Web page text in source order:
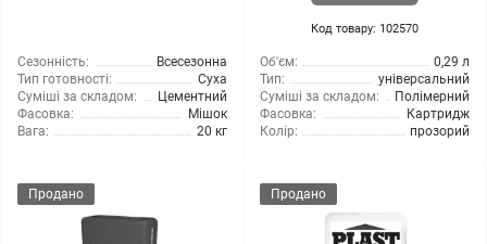
Сезонність:
Всесезонна
Тип готовності:
Суха
Суміші за складом:
Цементний
Фасовка:
Мішок
Вага:
20 кг
Код товару: 102570
Об'єм:
0,29 л
Тип:
універсальний
Суміші за складом:
Полімерний
Фасовка:
Картридж
Колір:
прозорий
Продано Продано